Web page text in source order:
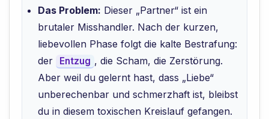
Das Problem: Dieser „Partner“ ist ein
brutaler Misshandler. Nach der kurzen,
liebevollen Phase folgt die kalte Bestrafung:
der
Entzug , die Scham, die Zerstörung.
Aber weil du gelernt hast, dass „Liebe“
unberechenbar und schmerzhaft ist, bleibst
du in diesem toxischen Kreislauf gefangen.